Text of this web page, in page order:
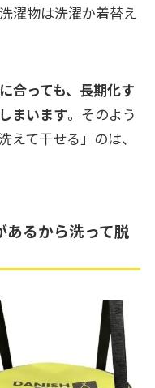
濯物は洗濯か着替え
合っても、長期化す
まいます。そのよう
えて干せる」のは、
るから洗って脱